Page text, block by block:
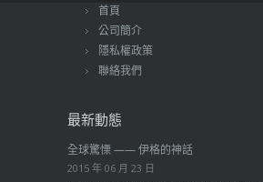
首頁
公司簡介
隱私權政策
聯絡我們
最新動態
全球驚慄 —— 伊格的神話
2015 年 06 月 23 日